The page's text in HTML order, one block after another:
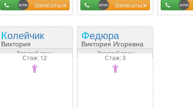
Записаться Записаться
Колейчик
Виктория
Леонидовна
Детский врач
Стаж: 12
Федюра
Виктория Игоревна
Детский врач
Стаж: 3